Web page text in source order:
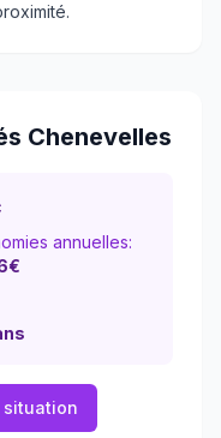
Chenevelles
annuelles:
€
situation